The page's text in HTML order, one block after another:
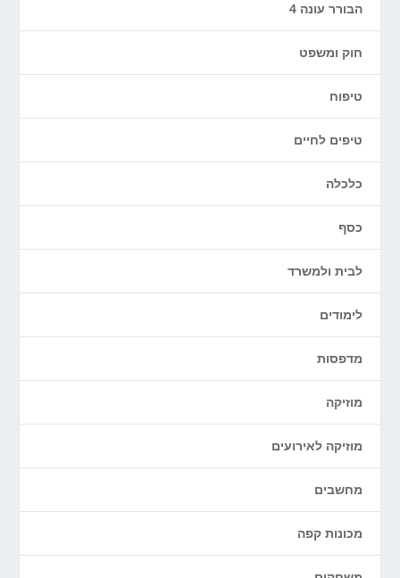
הבורר עונה 4
חוק ומשפט
טיפוח
טיפים לחיים
כלכלה
כסף
לבית ולמשרד
לימודים
מדפסות
מוזיקה
מוזיקה לאירועים
מחשבים
מכונות קפה